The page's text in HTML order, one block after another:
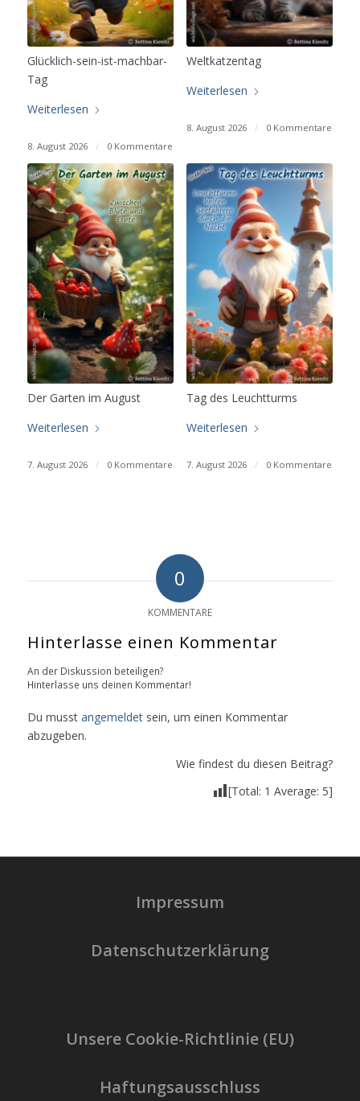
Glücklich-sein-ist-machbar-
Tag
Weiterlesen
8. August 2026 / 0 Kommentare
Weltkatzentag
Weiterlesen
8. August 2026 / 0 Kommentare
Der Garten im August
Weiterlesen
7. August 2026 / 0 Kommentare
Tag des Leuchtturms
Weiterlesen
7. August 2026 / 0 Kommentare
0
KOMMENTARE
Hinterlasse einen Kommentar
An der Diskussion beteiligen?
Hinterlasse uns deinen Kommentar!
Du musst angemeldetsein, um einen Kommentar
abzugeben.
Wie findest du diesen Beitrag?
[Total: 1 Average: 5]
Impressum
Datenschutzerklärung
Unsere Cookie-Richtlinie (EU)
Haftungsausschluss